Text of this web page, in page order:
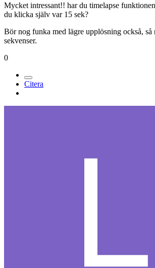
Mycket intressant!! har du timelapse
du klicka själv var 15 sek?
Bör nog funka med lägre upplösning också, så
sekvenser.
0
Citera